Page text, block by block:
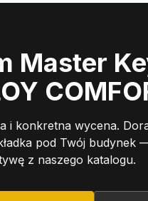
Master
i konkretna wycena.
pod Twój budynek
z naszego katalogu.